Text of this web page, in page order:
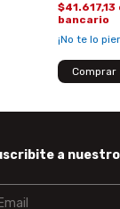
$41.617,13
bancario
¡No te lo
a